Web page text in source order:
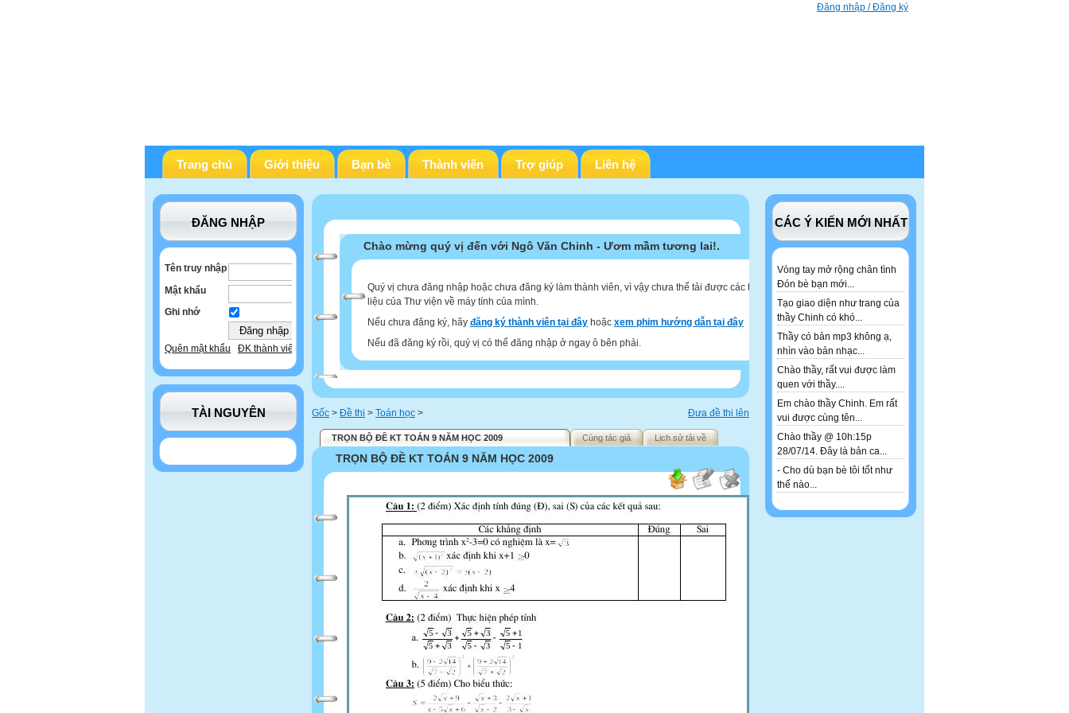
Đăng nhập / Đăng ký
Trang chủ Giới thiệu Bạn bè Thành viên Trợ giúp Liên hệ
ĐĂNG NHẬP
Tên truy nhập
Mật khẩu
Ghi nhớ
Quên mật khẩu ĐK thành viên
TÀI NGUYÊN
CÁC Ý KIẾN MỚI NHẤT
Vòng tay mở rộng chân tình
Đón bè bạn mới...
Tạo giao diện như trang của
thầy Chinh có khó...
Thầy có bản mp3 không ạ,
nhìn vào bản nhạc...
Chào thầy, rất vui được làm
quen với thầy....
Em chào thầy Chinh. Em rất
vui được cùng tên...
Chào thầy @ 10h:15p
28/07/14. Đây là bản ca...
- Cho dù bạn bè tôi tốt như
thế nào...
Chào mừng quý vị đến với Ngô Văn Chinh - Ươm mầm tương lai!.
Quý vị chưa đăng nhập hoặc chưa đăng ký làm thành viên, vì vậy chưa thể tải được các tư
liệu của Thư viện về máy tính của mình.
Nếu chưa đăng ký, hãy đăng ký thành viên tại đây hoặc xem phim hướng dẫn tại đây
Nếu đã đăng ký rồi, quý vị có thể đăng nhập ở ngay ô bên phải.
Đưa đề thi lên
Gốc > Đề thi > Toán học >
TRỌN BỘ ĐỀ KT TOÁN 9 NĂM HỌC 2009 Cùng tác giả Lịch sử tải về
TRỌN BỘ ĐỀ KT TOÁN 9 NĂM HỌC 2009